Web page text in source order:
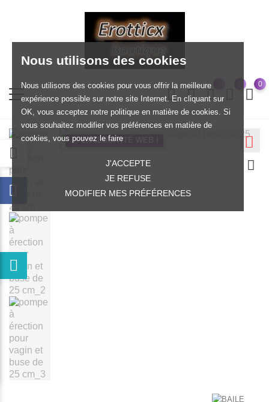
Nous utilisons des cookies
Nous utilisons des cookies pour vous offrir la meilleure
expérience possible sur notre site Internet. En cliquant sur
OK, vous acceptez notre politique en matière de cookies. Si
vous souhaitez modifier vos préférences en matière de
cookies, vous pouvez le faire
J'ACCEPTE
JE REFUSE
MODIFIER MES PRÉFÉRENCES
0
EXCLUSIVITÉ WEB !